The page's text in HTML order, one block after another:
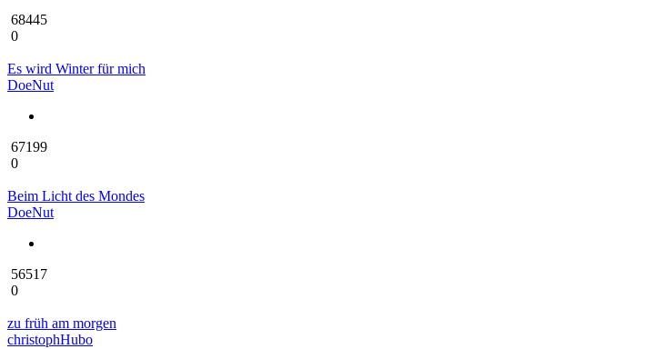
68445
0
Es wird Winter für mich
DoeNut
67199
0
Beim Licht des Mondes
DoeNut
56517
0
zu früh am morgen
christophHubo